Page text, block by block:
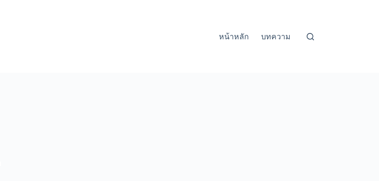
หน้าหลัก
บทความ